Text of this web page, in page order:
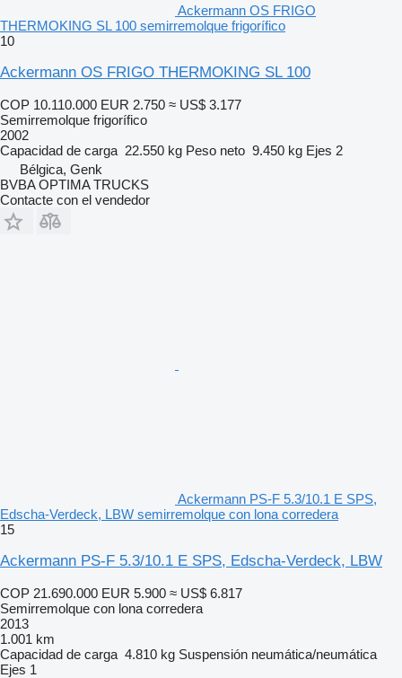
Ackermann OS FRIGO
THERMOKING SL 100 semirremolque frigorífico
10
Ackermann OS FRIGO THERMOKING SL 100
COP 10.110.000 EUR 2.750 ≈ US$ 3.177
Semirremolque frigorífico
2002
Capacidad de carga 22.550 kg Peso neto 9.450 kg Ejes 2
Bélgica, Genk
BVBA OPTIMA TRUCKS
Contacte con el vendedor
Ackermann PS-F 5.3/10.1 E SPS,
Edscha-Verdeck, LBW semirremolque con lona corredera
15
Ackermann PS-F 5.3/10.1 E SPS, Edscha-Verdeck, LBW
COP 21.690.000 EUR 5.900 ≈ US$ 6.817
Semirremolque con lona corredera
2013
1.001 km
Capacidad de carga 4.810 kg Suspensión neumática/neumática
Ejes 1